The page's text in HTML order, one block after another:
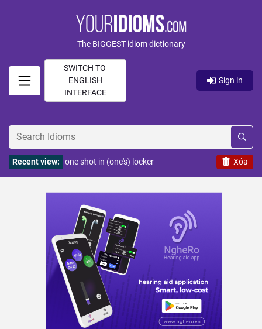
The BIGGEST idiom dictionary
SWITCH TO
ENGLISH
INTERFACE
Sign in
Xóa
Recent view: one shot in (one's) locker